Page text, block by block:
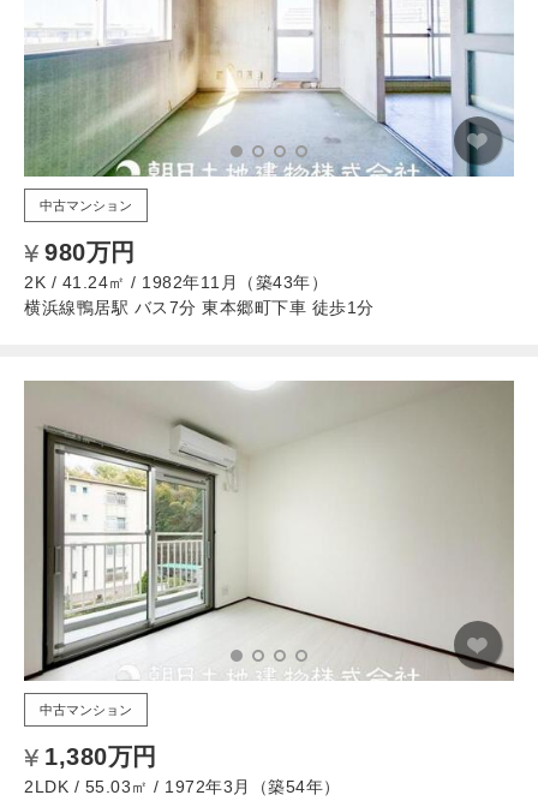
中古マンション
980万円
2K / 41.24㎡ / 1982年11月（築43年）
横浜線鴨居駅 バス7分 東本郷町下車 徒歩1分
中古マンション
1,380万円
2LDK / 55.03㎡ / 1972年3月（築54年）